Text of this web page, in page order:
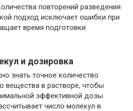
повторений разведения
подход исключает ошибки при
время подготовки
и дозировка
знать точное количество
вещества в растворе, чтобы
эффективной дозы.
число молекул в